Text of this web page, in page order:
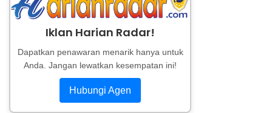
Iklan Harian Radar!
Dapatkan penawaran menarik hanya untuk
Anda. Jangan lewatkan kesempatan ini!
Hubungi Agen